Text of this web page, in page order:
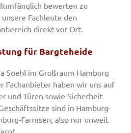
bewerten zu
Fachleute den
direkt vor Ort.
für Bargteheide
Soehl im Großraum Hamburg
Fachanbieter haben wir uns auf
und Türen sowie Sicherheit
sind in Hamburg-
Farmsen, also nur unweit